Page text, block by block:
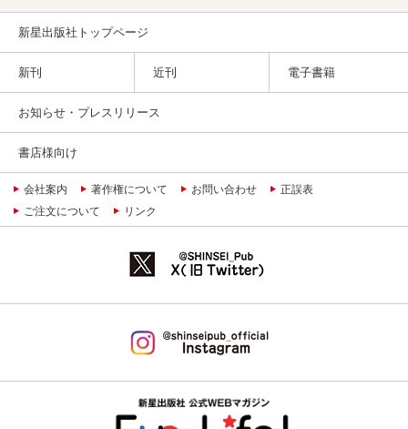
新星出版社トップページ
新刊 近刊 電子書籍
お知らせ・プレスリリース
書店様向け
会社案内 著作権について お問い合わせ
正誤表
ご注文について
リンク